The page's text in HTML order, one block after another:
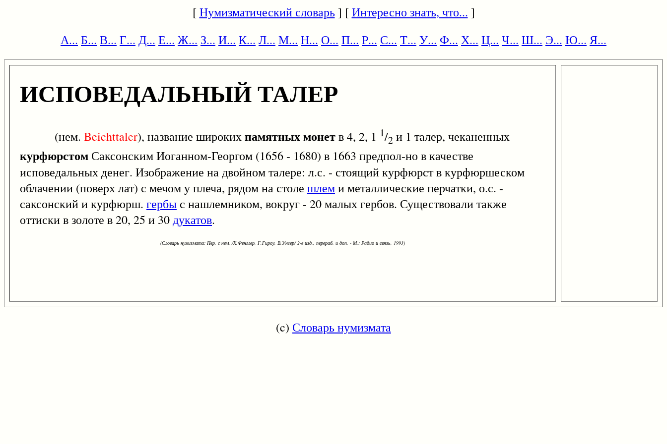
[Нумизматический словарь] [Интересно знать, что... ]
А... Б... В... Г... Д... Е... Ж... З... И... К... Л... М... Н... О... П... Р... С... Т... У... Ф... Х... Ц... Ч... Ш... Э... Ю... Я...
ИСПОВЕДАЛЬНЫЙ ТАЛЕР
(нем. Beichttaler), название широкихпамятных монетв 4, 2, 1 1/2 и 1 талер, чеканенных
курфюрстом Саксонским Иоганном-Георгом (1656 - 1680) в 1663 предпол-но в качестве
исповедальных денег. Изображение на двойном талере: л.с. - стоящий курфюрст в курфюршеском
облачении (поверх лат) с мечом у плеча, рядом на столе шлеми металлические перчатки, о.с. -
саксонский и курфюрш. гербы с нашлемником, вокруг - 20 малых гербов. Существовали также
оттиски в золоте в 20, 25 и 30дукатов.
(Словарь нумизмата: Пер. с нем. /Х.Фенглер, Г.Гироу, В.Унгер/ 2-е изд., перераб. и доп. - М.: Радио и связь, 1993)
(c) Словарь нумизмата